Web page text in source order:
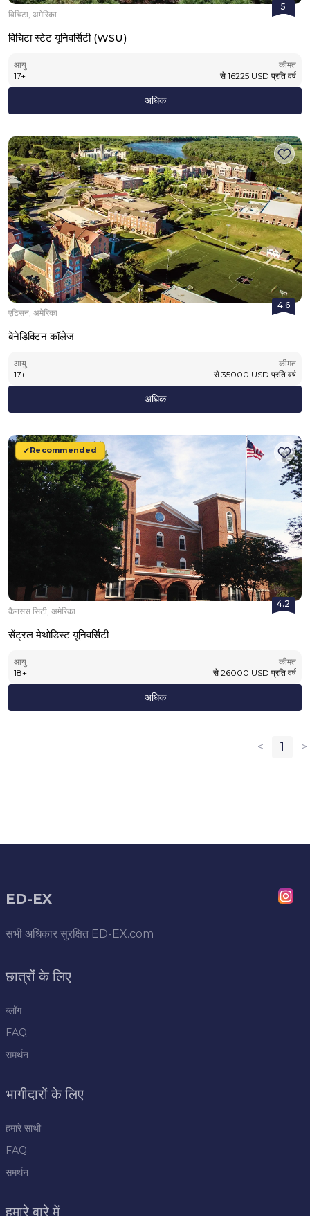
5
विचिटा, अमेरिका
विचिटा स्टेट यूनिवर्सिटी (WSU)
आयु
17+
कीमत
से 16225 USD प्रति वर्ष
अधिक
4.6
एटिसन, अमेरिका
बेनेडिक्टिन कॉलेज
आयु
17+
कीमत
से 35000 USD प्रति वर्ष
अधिक
Recommended
4.2
कैनसस सिटी, अमेरिका
सेंट्रल मेथोडिस्ट यूनिवर्सिटी
आयु
18+
कीमत
से 26000 USD प्रति वर्ष
अधिक
< 1 >
ED-EX
सभी अधिकार सुरक्षित ED-EX.com
छात्रों के लिए
ब्लॉग
FAQ
समर्थन
भागीदारों के लिए
हमारे साथी
FAQ
समर्थन
हमारे बारे में